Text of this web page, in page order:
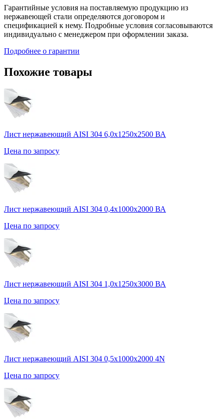
Гарантийные условия на поставляемую продукцию из
нержавеющей стали определяются договором и
спецификацией к нему. Подробные условия согласовываются
индивидуально с менеджером при оформлении заказа.
Подробнее о гарантии
Похожие товары
Лист нержавеющий AISI 304 6,0х1250х2500 ВА
Цена по запросу
Лист нержавеющий AISI 304 0,4х1000х2000 ВА
Цена по запросу
Лист нержавеющий AISI 304 1,0х1250х3000 ВА
Цена по запросу
Лист нержавеющий AISI 304 0,5х1000х2000 4N
Цена по запросу